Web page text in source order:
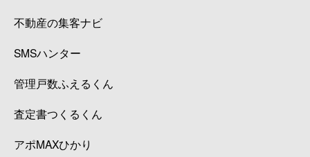
広瀬町
広瀬町
福沢町
福沢町
二日町
不動産の集客ナビ
SMSハンター
管理戸数ふえるくん
査定書つくるくん
アポMAXひかり